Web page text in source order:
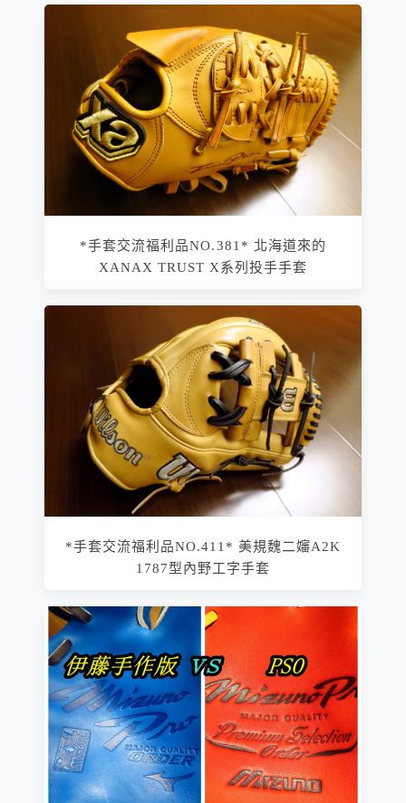
*手套交流福利品NO.381* 北海道來的
XANAX TRUST X系列投手手套
*手套交流福利品NO.411* 美規魏二嬸A2K
1787型內野工字手套